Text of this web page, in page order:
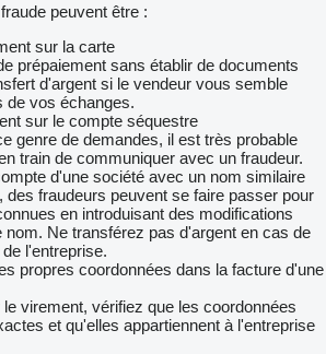
peuvent être :
sur la carte
prépaiement sans établir de documents
d'argent si le vendeur vous semble
de vos échanges.
sur le compte séquestre
genre de demandes, il est très probable
train de communiquer avec un fraudeur.
d'une société avec un nom similaire
des fraudeurs peuvent se faire passer pour
en introduisant des modifications
nom. Ne transférez pas d'argent en cas de
l'entreprise.
propres coordonnées dans la facture d'une
virement, vérifiez que les coordonnées
et qu'elles appartiennent à l'entreprise